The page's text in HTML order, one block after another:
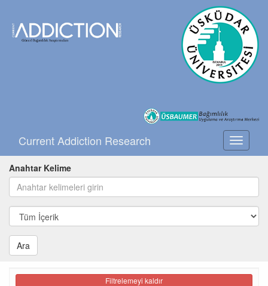
Toggle
Current Addiction Research
Anahtar Kelime
Ara
Filtrelemeyi kaldır